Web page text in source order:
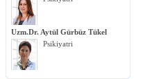
Uzm.Dr. Aytül Gürbüz Tükel
Psikiyatri